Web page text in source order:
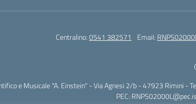
Centralino:0541 382571 Email:
e Musicale "A. Einstein" - Via Agnesi 2/b - 47923 Rimini
PEC: